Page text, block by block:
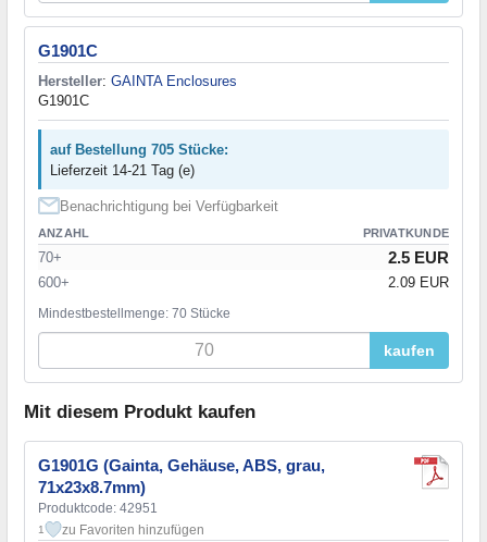
G1901C
Hersteller: GAINTA Enclosures
G1901C
auf Bestellung 705 Stücke:
Lieferzeit 14-21 Tag (e)
Benachrichtigung bei Verfügbarkeit
ANZAHL PRIVATKUNDE
70+ 2.5 EUR
600+ 2.09 EUR
Mindestbestellmenge: 70 Stücke
kaufen
Mit diesem Produkt kaufen
G1901G (Gainta, Gehäuse, ABS, grau,
71x23x8.7mm)
Produktcode: 42951
1 zu Favoriten hinzufügen